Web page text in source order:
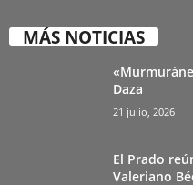
MÁS NOTICIAS
Daza
21 julio, 2026
El Prado
Valeriano